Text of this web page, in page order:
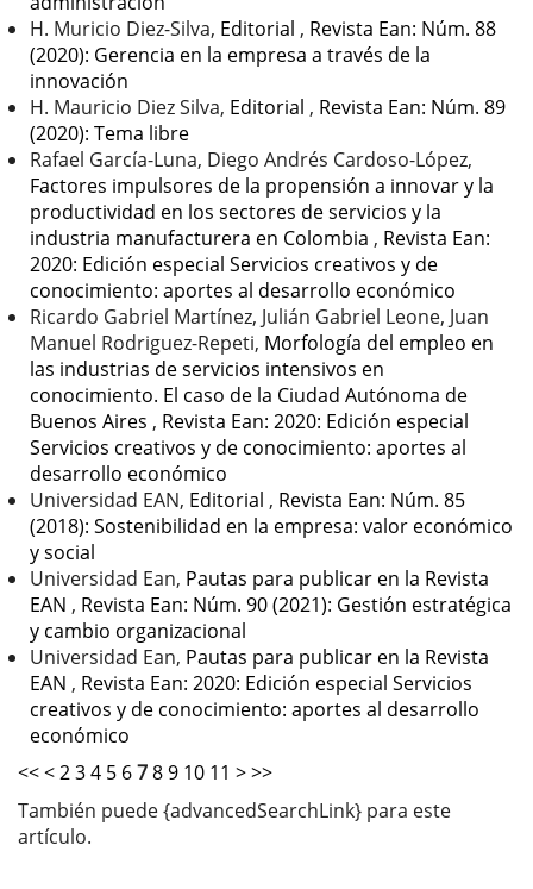
H. Muricio Diez-Silva, Editorial , Revista Ean: Núm. 88
(2020): Gerencia en la empresa a través de la
innovación
H. Mauricio Diez Silva, Editorial , Revista Ean: Núm. 89
(2020): Tema libre
Rafael García-Luna, Diego Andrés Cardoso-López,
Factores impulsores de la propensión a innovar y la
productividad en los sectores de servicios y la
industria manufacturera en Colombia , Revista Ean:
2020: Edición especial Servicios creativos y de
conocimiento: aportes al desarrollo económico
Ricardo Gabriel Martínez, Julián Gabriel Leone, Juan
Manuel Rodriguez-Repeti, Morfología del empleo en
las industrias de servicios intensivos en
conocimiento. El caso de la Ciudad Autónoma de
Buenos Aires , Revista Ean: 2020: Edición especial
Servicios creativos y de conocimiento: aportes al
desarrollo económico
Universidad EAN, Editorial , Revista Ean: Núm. 85
(2018): Sostenibilidad en la empresa: valor económico
y social
Universidad Ean, Pautas para publicar en la Revista
EAN , Revista Ean: Núm. 90 (2021): Gestión estratégica
y cambio organizacional
Universidad Ean, Pautas para publicar en la Revista
EAN , Revista Ean: 2020: Edición especial Servicios
creativos y de conocimiento: aportes al desarrollo
económico
<<<234 5 6789 10 11 >>>
También puede {advancedSearchLink} para este
artículo.